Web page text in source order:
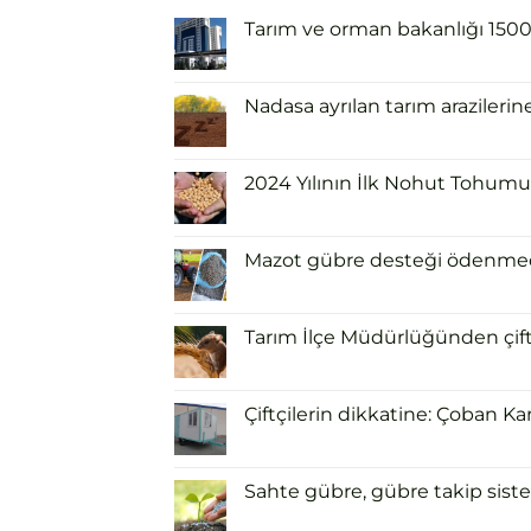
Tarım ve orman bakanlığı
Nadasa ayrılan tarım
2024 Yılının İlk Nohut
Mazot gübre desteği
Tarım İlçe Müdürlüğünden
Çiftçilerin dikkatine: Çoban
Sahte gübre, gübre takip